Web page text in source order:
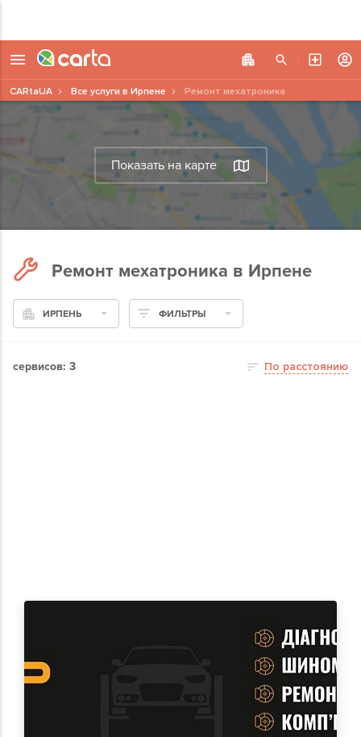
Показать на карте
CARtaUA Все услуги в Ирпене Ремонт мехатроника
Ремонт мехатроника в Ирпене
ИРПЕНЬ ФИЛЬТРЫ
сервисов: 3 По расстоянию